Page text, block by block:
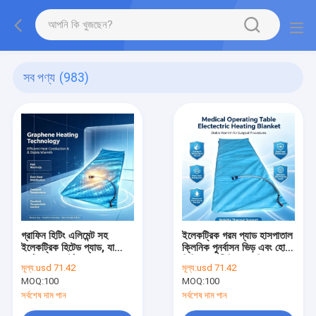
সব পণ্য (983)
গ্রাফিন হিটিং এলিমেন্ট সহ
ইলেকট্রিক হিটেড প্যাড, যা
জুড়ে দ্রুত এবং সমান তাপ বিতরণ
নিশ্চিত করে
মূল্য:usd 71.42
MOQ:100
সর্বশেষ দাম পান
ইলেকট্রিক গরম প্যাড হাসপাতাল
ক্লিনিক পুনর্বাসন ভিড় এবং হোম
অ্যাপ্লিকেশন জন্য উপযুক্ত
মূল্য:usd 71.42
MOQ:100
সর্বশেষ দাম পান